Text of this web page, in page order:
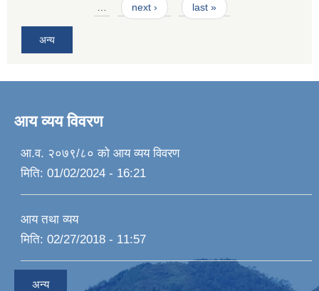
next › last »
अन्य
आय व्यय विवरण
आ.व. २०७९/८० को आय व्यय विवरण
मिति: 01/02/2024 - 16:21
आय तथा व्यय
मिति: 02/27/2018 - 11:57
अन्य